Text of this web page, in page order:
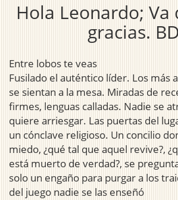
Hola Leonardo; Va
gracias. BD
Entre lobos te veas
Fusilado el auténtico líder. Los más
se sientan a la mesa. Miradas de
firmes, lenguas calladas. Nadie se
quiere arriesgar. Las puertas del
un cónclave religioso. Un concilio
miedo, ¿qué tal que aquel revive?,
está muerto de verdad?, se
solo un engaño para purgar a los
del juego nadie se las enseñó